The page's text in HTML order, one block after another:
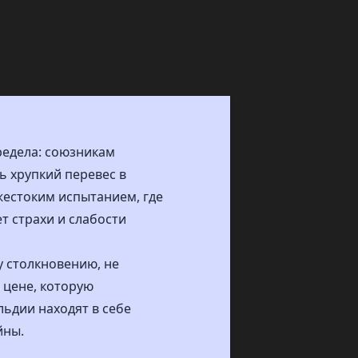
союзникам
хрупкий перевес в
испытанием, где
страхи и слабости
не
которую
находят в себе